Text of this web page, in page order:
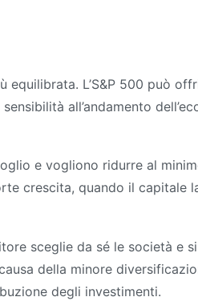
equilibrata. L’S&P 500 può
all’andamento
e vogliono ridurre al
crescita, quando il capitale
sceglie da sé le società e
della minore
degli investimenti.